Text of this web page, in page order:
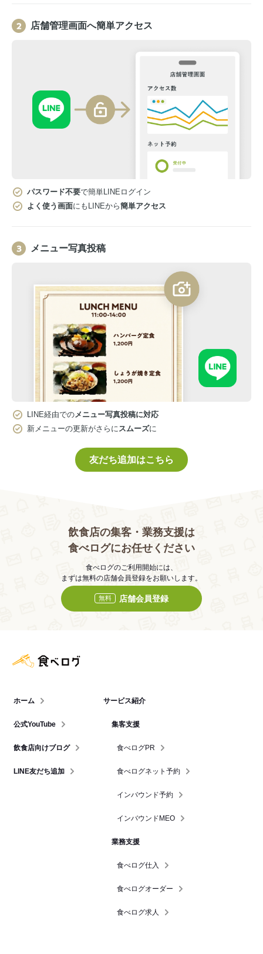
店舗管理画面へ簡単アクセス
パスワード不要で簡単LINEログイン
よく使う画面にもLINEから簡単アクセス
メニュー写真投稿
LINE経由でのメニュー写真投稿に対応
新メニューの更新がさらにスムーズに
友だち追加はこちら
飲食店の集客・業務支援は
食べログにお任せください
食べログのご利用開始には、
まずは無料の店舗会員登録をお願いします。
無料 店舗会員登録
ホーム
公式YouTube
飲食店向けブログ
LINE友だち追加
サービス紹介
集客支援
食べログPR
食べログネット予約
インバウンド予約
インバウンドMEO
業務支援
食べログ仕入
食べログオーダー
食べログ求人